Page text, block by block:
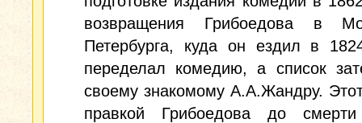
возвращения Грибоедова в
Петербурга, куда он ездил в
переделал комедию, а список
своему знакомому А.А.Жандру.
правкой Грибоедова до